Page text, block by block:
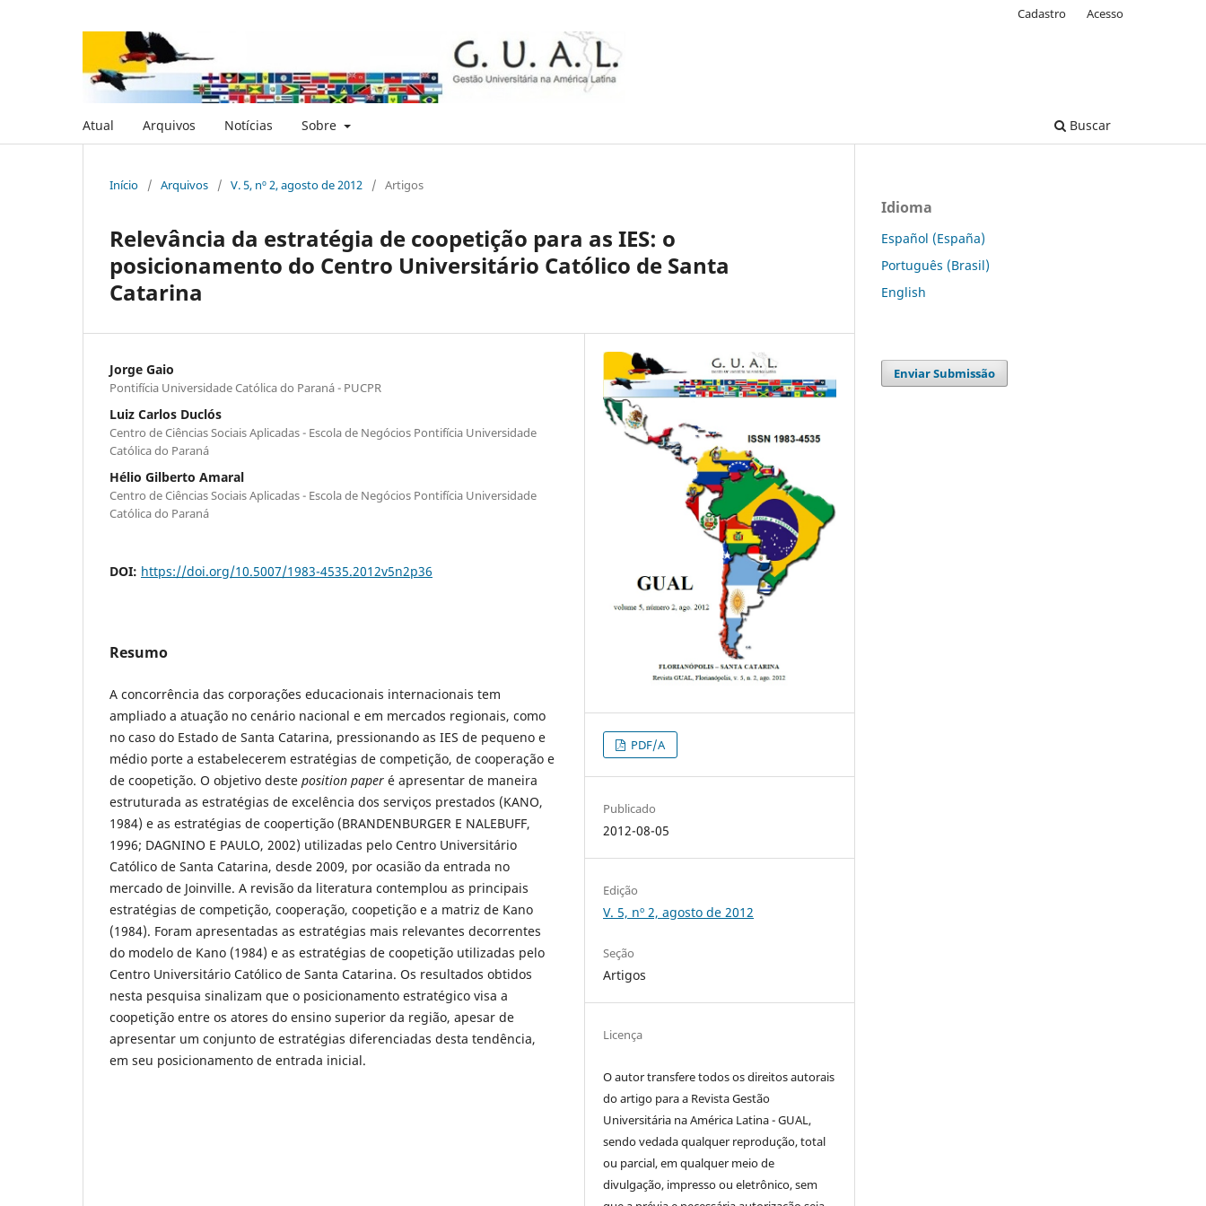
Atual Arquivos Notícias Sobre Buscar
Cadastro Acesso
Início / Arquivos / V. 5, nº 2, agosto de 2012 / Artigos
Relevância da estratégia de coopetição para as IES: o
posicionamento do Centro Universitário Católico de Santa
Catarina
Jorge Gaio
Pontifícia Universidade Católica do Paraná - PUCPR
Luiz Carlos Duclós
Centro de Ciências Sociais Aplicadas - Escola de Negócios Pontifícia Universidade
Católica do Paraná
Hélio Gilberto Amaral
Centro de Ciências Sociais Aplicadas - Escola de Negócios Pontifícia Universidade
Católica do Paraná
DOI: https://doi.org/10.5007/1983-4535.2012v5n2p36
Resumo
A concorrência das corporações educacionais internacionais tem
ampliado a atuação no cenário nacional e em mercados regionais, como
no caso do Estado de Santa Catarina, pressionando as IES de pequeno e
médio porte a estabelecerem estratégias de competição, de cooperação e
de coopetição. O objetivo deste position paper é apresentar de maneira
estruturada as estratégias de excelência dos serviços prestados (KANO,
1984) e as estratégias de coopertição (BRANDENBURGER E NALEBUFF,
1996; DAGNINO E PAULO, 2002) utilizadas pelo Centro Universitário
Católico de Santa Catarina, desde 2009, por ocasião da entrada no
mercado de Joinville. A revisão da literatura contemplou as principais
estratégias de competição, cooperação, coopetição e a matriz de Kano
(1984). Foram apresentadas as estratégias mais relevantes decorrentes
do modelo de Kano (1984) e as estratégias de coopetição utilizadas pelo
Centro Universitário Católico de Santa Catarina. Os resultados obtidos
nesta pesquisa sinalizam que o posicionamento estratégico visa a
coopetição entre os atores do ensino superior da região, apesar de
apresentar um conjunto de estratégias diferenciadas desta tendência,
em seu posicionamento de entrada inicial.
PDF/A
Publicado
2012-08-05
Edição
V. 5, nº 2, agosto de 2012
Seção
Artigos
Licença
O autor transfere todos os direitos autorais
do artigo para a Revista Gestão
Universitária na América Latina - GUAL,
sendo vedada qualquer reprodução, total
ou parcial, em qualquer meio de
divulgação, impresso ou eletrônico, sem
Idioma
Español (España)
Português (Brasil)
English
Enviar Submissão